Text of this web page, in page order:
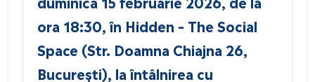
ora 18:30, în Hidden – The Social
Space (Str. Doamna Chiajna 26,
București), la întâlnirea cu